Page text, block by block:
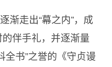
渐走出“幕之内”，成
伴手礼，并逐渐量
全书”之誉的《守贞谩